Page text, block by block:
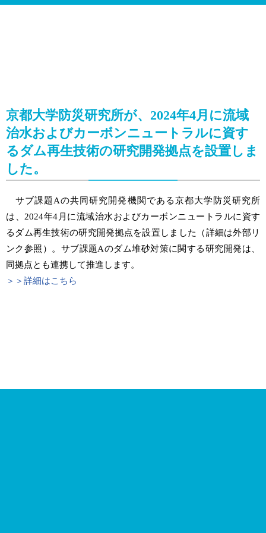
京都大学防災研究所が、2024年4月に流域
治水およびカーボンニュートラルに資す
るダム再生技術の研究開発拠点を設置しま
した。
サブ課題Aの共同研究開発機関である京都大学防災研究所
は、2024年4月に流域治水およびカーボンニュートラルに資す
るダム再生技術の研究開発拠点を設置しました（詳細は外部リ
ンク参照）。サブ課題Aのダム堆砂対策に関する研究開発は、
同拠点とも連携して推進します。
＞＞詳細はこちら